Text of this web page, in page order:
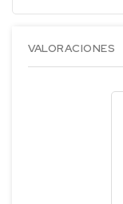
VALORACIONES